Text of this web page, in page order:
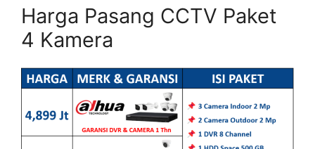
Harga Pasang CCTV Paket
4 Kamera